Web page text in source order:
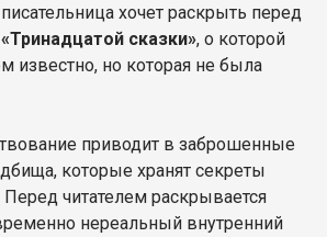
хочет раскрыть перед
«Тринадцатой сказки», о которой
известно, но которая не была
приводит в заброшенные
которые хранят секреты
Перед читателем раскрывается
нереальный внутренний